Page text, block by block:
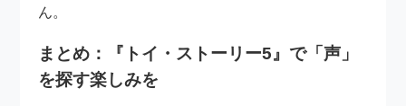
ん。
まとめ：『トイ・ストーリー5』で「声」
を探す楽しみを